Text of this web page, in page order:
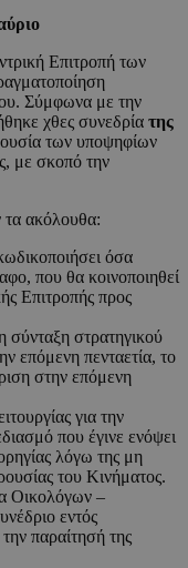
Επιτροπή των
Σύμφωνα με την
χθες συνεδρία της
των υποψηφίων
με σκοπό την
τα ακόλουθα:
όσα
που θα κοινοποιηθεί
Επιτροπής προς
σύνταξη στρατηγικού
επόμενη πενταετία, το
στην επόμενη
για την
που έγινε ενόψει
λόγω της μη
του Κινήματος.
Οικολόγων –
εντός
παραίτησή της